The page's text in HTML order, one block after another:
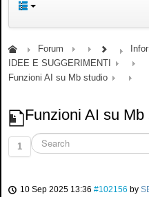
Forum
IDEE E SUGGERIMENTI
Funzioni AI su Mb studio
Funzioni AI su Mb
1
10 Sep 2025 13:36 #102156 by